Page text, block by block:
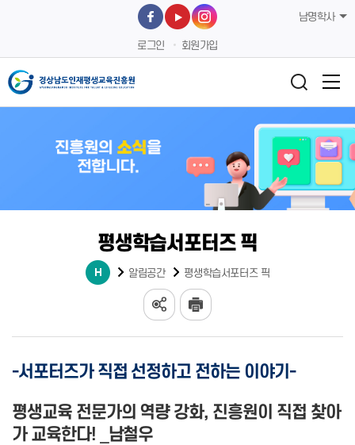
남명학사
로그인 회원가입
평생학습서포터즈 픽
알림공간 평생학습서포터즈 픽
-서포터즈가 직접 선정하고 전하는 이야기-
평생교육 전문가의 역량 강화, 진흥원이 직접 찾아
가 교육한다! _남철우